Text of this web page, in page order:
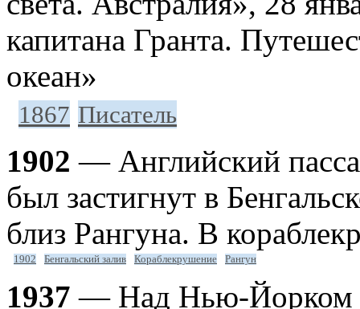
капитана Гранта.
океан»
1867 Писатель
1902 — Английский
был застигнут в
близ Рангуна. В
1902 Бенгальский залив Кораблекрушение Рангун
1937 — Над Нью-Йорком